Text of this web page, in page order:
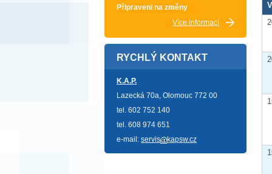
Připraveni na změny
Více informací
RYCHLÝ KONTAKT
K.A.P.
Lazecká 70a, Olomouc 772 00
tel. 602 752 140
tel. 608 974 651
e-mail: servis kapsw.cz